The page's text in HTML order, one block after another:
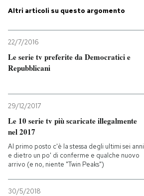
SHOP
CALENDARIO
AREA PERSONALE
Altri articoli su questo argomento
22/7/2016
Le serie tv preferite da Democratici e
Repubblicani
29/12/2017
Le 10 serie tv più scaricate illegalmente
nel 2017
Al primo posto c'è la stessa degli ultimi sei anni
e dietro un po' di conferme e qualche nuovo
arrivo (e no, niente "Twin Peaks")
30/5/2018